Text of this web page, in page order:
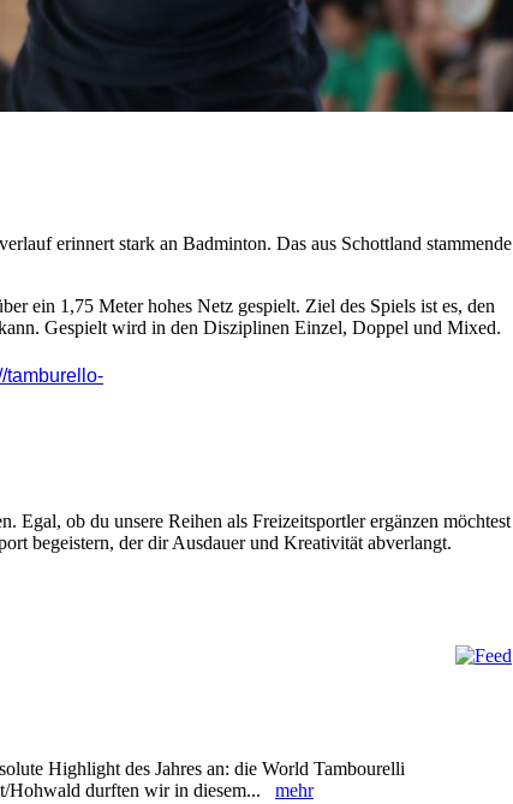
erinnert stark an Badminton. Das aus Schottland stammende
ein 1,75 Meter hohes Netz gespielt. Ziel des Spiels ist es, den
Gespielt wird in den Disziplinen Einzel, Doppel und Mixed.
tamburello-
ob du unsere Reihen als Freizeitsportler ergänzen möchtest
begeistern, der dir Ausdauer und Kreativität abverlangt.
Highlight des Jahres an: die World Tambourelli
Hohwald durften wir in diesem... mehr